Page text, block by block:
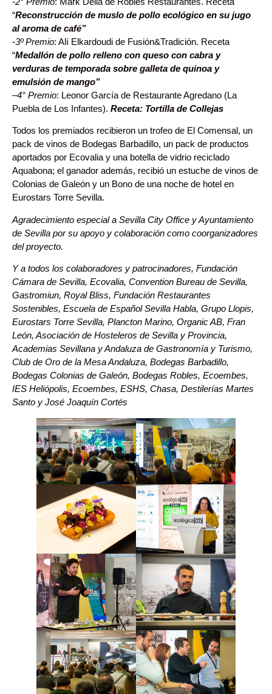
“Reconstrucción de muslo de pollo ecológico en su jugo
al aroma de café”
-3º Premio: Alí Elkardoudi de Fusión&Tradición. Receta
“Medallón de pollo relleno con queso con cabra y
verduras de temporada sobre galleta de quinoa y
emulsión de mango”
–4° Premio: Leonor García de Restaurante Agredano (La
Puebla de Los Infantes). Receta: Tortilla de Collejas
Todos los premiados recibieron un trofeo de El Comensal, un
pack de vinos de Bodegas Barbadillo, un pack de productos
aportados por Ecovalia y una botella de vidrio reciclado
Aquabona; el ganador además, recibió un estuche de vinos de
Colonias de Galeón y un Bono de una noche de hotel en
Eurostars Torre Sevilla.
Agradecimiento especial a Sevilla City Office y Ayuntamiento
de Sevilla por su apoyo y colaboración como coorganizadores
del proyecto.
Y a todos los colaboradores y patrocinadores, Fundación
Cámara de Sevilla, Ecovalia, Convention Bureau de Sevilla,
Gastromiun, Royal Bliss, Fundación Restaurantes
Sostenibles, Escuela de Español Sevilla Habla, Grupo Llopis,
Eurostars Torre Sevilla, Plancton Marino, Organic AB, Fran
León, Asociación de Hosteleros de Sevilla y Provincia,
Academias Sevillana y Andaluza de Gastronomía y Turismo,
Club de Oro de la Mesa Andaluza, Bodegas Barbadillo,
Bodegas Colonias de Galeón, Bodegas Robles, Ecoembes,
IES Heliópolis, Ecoembes, ESHS, Chasa, Destilerías Martes
Santo y José Joaquín Cortés